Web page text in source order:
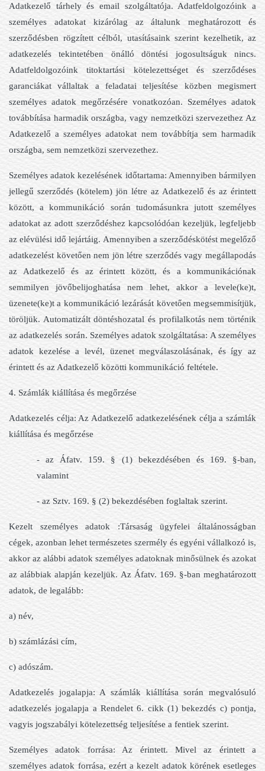
Adatkezelő tárhely és email szolgáltatója. Adatfeldolgozóink a
személyes adatokat kizárólag az általunk meghatározott és
szerződésben rögzített célból, utasításaink szerint kezelhetik, az
adatkezelés tekintetében önálló döntési jogosultságuk nincs.
Adatfeldolgozóink titoktartási kötelezettséget és szerződéses
garanciákat vállaltak a feladatai teljesítése közben megismert
személyes adatok megőrzésére vonatkozóan. Személyes adatok
továbbítása harmadik országba, vagy nemzetközi szervezethez Az
Adatkezelő a személyes adatokat nem továbbítja sem harmadik
országba, sem nemzetközi szervezethez.
Személyes adatok kezelésének időtartama: Amennyiben bármilyen
jellegű szerződés (kötelem) jön létre az Adatkezelő és az érintett
között, a kommunikáció során tudomásunkra jutott személyes
adatokat az adott szerződéshez kapcsolódóan kezeljük, legfeljebb
az elévülési idő lejártáig. Amennyiben a szerződéskötést megelőző
adatkezelést követően nem jön létre szerződés vagy megállapodás
az Adatkezelő és az érintett között, és a kommunikációnak
semmilyen jövőbelijoghatása nem lehet, akkor a levele(ke)t,
üzenete(ke)t a kommunikáció lezárását követően megsemmisítjük,
töröljük. Automatizált döntéshozatal és profilalkotás nem történik
az adatkezelés során. Személyes adatok szolgáltatása: A személyes
adatok kezelése a levél, üzenet megválaszolásának, és így az
érintett és az Adatkezelő közötti kommunikáció feltétele.
4. Számlák kiállítása és megőrzése
Adatkezelés célja: Az Adatkezelő adatkezelésének célja a számlák
kiállítása és megőrzése
- az Áfatv. 159. § (1) bekezdésében és 169. §-ban,
valamint
- az Sztv. 169. § (2) bekezdésében foglaltak szerint.
Kezelt személyes adatok :Társaság ügyfelei általánosságban
cégek, azonban lehet természetes szermély és egyéni vállalkozó is,
akkor az alábbi adatok személyes adatoknak minősülnek és azokat
az alábbiak alapján kezeljük. Az Áfatv. 169. §-ban meghatározott
adatok, de legalább:
a) név,
b) számlázási cím,
c) adószám.
Adatkezelés jogalapja: A számlák kiállítása során megvalósuló
adatkezelés jogalapja a Rendelet 6. cikk (1) bekezdés c) pontja,
vagyis jogszabályi kötelezettség teljesítése a fentiek szerint.
Személyes adatok forrása: Az érintett. Mivel az érintett a
személyes adatok forrása, ezért a kezelt adatok körének esetleges